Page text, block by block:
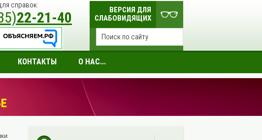
справок:
22-21-40
ВЕРСИЯ ДЛЯ
СЛАБОВИДЯЩИХ
КОНТАКТЫ О НАС...